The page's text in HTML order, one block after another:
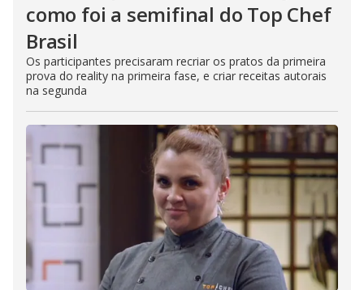
como foi a semifinal do Top Chef
Brasil
Os participantes precisaram recriar os pratos da primeira
prova do reality na primeira fase, e criar receitas autorais
na segunda